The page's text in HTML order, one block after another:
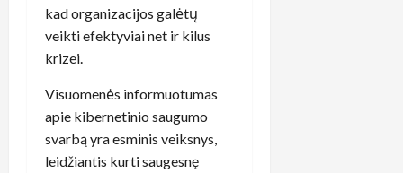
kad organizacijos galėtų
veikti efektyviai net ir kilus
krizei.
Visuomenės informuotumas
apie kibernetinio saugumo
svarbą yra esminis veiksnys,
leidžiantis kurti saugesnę